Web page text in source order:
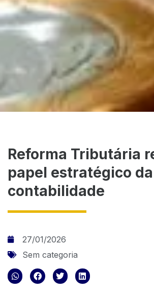
Reforma Tributária
papel estratégico da
contabilidade
27/01/2026
Sem categoria